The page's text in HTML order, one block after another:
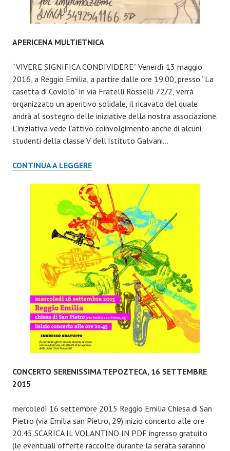
APERICENA MULTIETNICA
“VIVERE SIGNIFICA CONDIVIDERE” Venerdì 13 maggio
2016, a Reggio Emilia, a partire dalle ore 19.00, presso “La
casetta di Coviolo” in via Fratelli Rosselli 72/2, verrà
organizzato un aperitivo solidale, il ricavato del quale
andrà al sostegno delle iniziative della nostra associazione.
L’iniziativa vede l’attivo coinvolgimento anche di alcuni
studenti della classe V dell’Istituto Galvani…
CONTINUA A LEGGEREAPERICENA
CONCERTO SERENISSIMA TEPOZTECA, 16 SETTEMBRE
2015
mercoledì 16 settembre 2015 Reggio Emilia Chiesa di San
Pietro (via Emilia san Pietro, 29) inizio concerto alle ore
20.45 SCARICA IL VOLANTINO IN PDF ingresso gratuito
(le eventuali offerte raccolte durante la serata saranno